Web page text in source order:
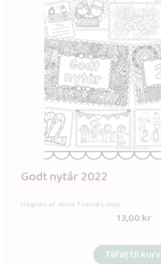
Godt nytår 2022
Udgives af: Anne Tvarnø Lohse
13,00kr
Tilføj til kurv